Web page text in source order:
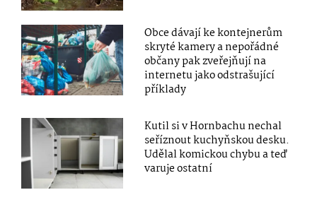
Obce dávají ke kontejnerům
skryté kamery a nepořádné
občany pak zveřejňují na
internetu jako odstrašující
příklady
Kutil si v Hornbachu nechal
seříznout kuchyňskou desku.
Udělal komickou chybu a teď
varuje ostatní